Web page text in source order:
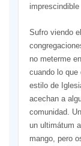
Sufro viendo
no meterme
cuando lo
estilo de
acechan a
comunidad.
un ultimátum
mango, pero